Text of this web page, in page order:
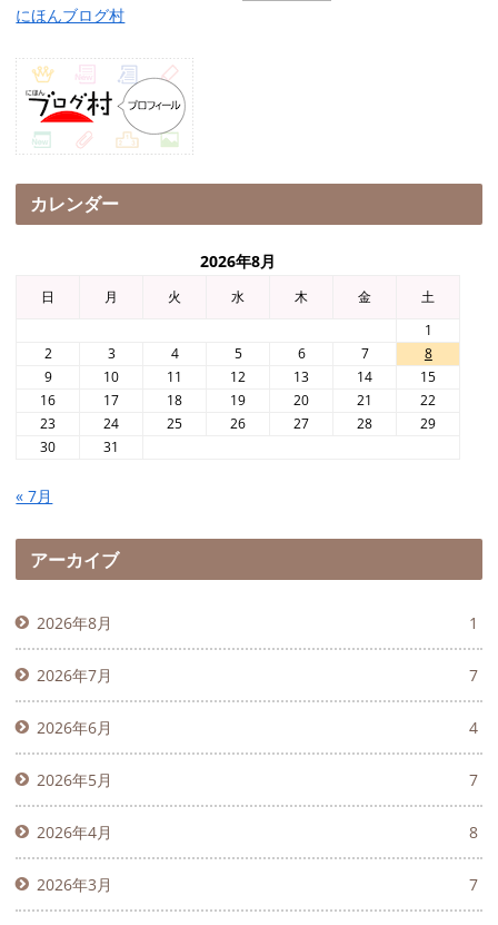
にほんブログ村
カレンダー
2026年8月
日 月 火 水 木 金
土
1
2
3 4 5 6 7
8
9
10 11 12 13 14
15
16
17 18 19 20 21
22
23
24 25 26 27 28
29
30
31
« 7月
アーカイブ
2026年8月 1
2026年7月 7
2026年6月 4
2026年5月 7
2026年4月 8
2026年3月 7